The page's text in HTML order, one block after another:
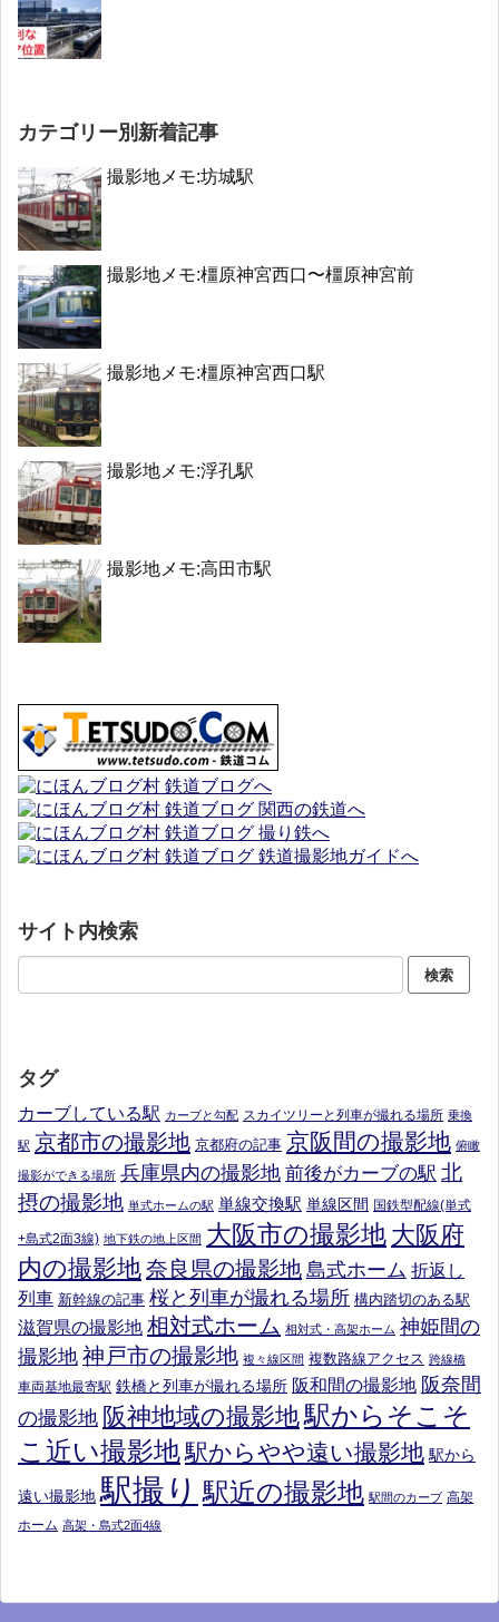
カテゴリー別新着記事
撮影地メモ:坊城駅
撮影地メモ:橿原神宮西口〜橿原神宮前
撮影地メモ:橿原神宮西口駅
撮影地メモ:浮孔駅
撮影地メモ:高田市駅
サイト内検索
タグ
カーブしている駅 カーブと勾配 スカイツリーと列車が撮れる場所 乗換
駅 京都市の撮影地 京都府の記事 京阪間の撮影地 俯瞰
撮影ができる場所 兵庫県内の撮影地 前後がカーブの駅 北
摂の撮影地 単式ホームの駅 単線交換駅 単線区間 国鉄型配線(単式
+島式2面3線) 地下鉄の地上区間 大阪市の撮影地 大阪府
内の撮影地奈良県の撮影地 島式ホーム 折返し
列車 新幹線の記事 桜と列車が撮れる場所 構内踏切のある駅
滋賀県の撮影地 相対式ホーム 相対式・高架ホーム 神姫間の
撮影地神戸市の撮影地 複々線区間 複数路線アクセス 跨線橋
車両基地最寄駅 鉄橋と列車が撮れる場所 阪和間の撮影地 阪奈間
の撮影地 阪神地域の撮影地駅からそこそ
こ近い撮影地駅からやや遠い撮影地 駅から
遠い撮影地 駅撮り 駅近の撮影地 駅間のカーブ 高架
ホーム 高架・島式2面4線